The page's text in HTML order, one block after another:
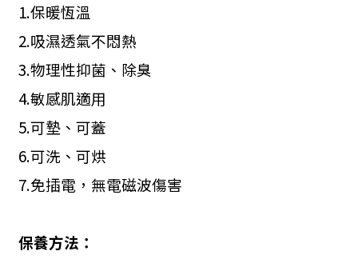
1.保暖恆溫
2.吸濕透氣不悶熱
3.物理性抑菌、除臭
4.敏感肌適用
5.可墊、可蓋
6.可洗、可烘
7.免插電，無電磁波傷害
保養方法：